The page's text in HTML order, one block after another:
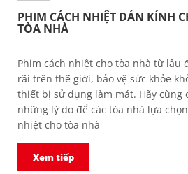
PHIM CÁCH NHIỆT DÁN KÍNH
TÒA NHÀ
Phim cách nhiệt cho tòa nhà từ lâu
rãi trên thế giới, bảo vệ sức khỏe
thiết bị sử dụng làm mát. Hãy cùng
những lý do để các tòa nhà lựa
nhiệt cho tòa nhà
Xem tiếp